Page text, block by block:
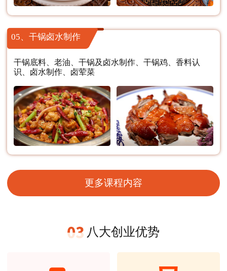
05、干锅卤水制作
干锅底料、老油、干锅及卤水制作、干锅鸡、香料认
识、卤水制作、卤荤菜
更多课程内容
八大创业优势